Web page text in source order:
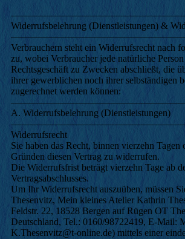
Widerrufsbelehrung (Dienstleistungen) &
Verbrauchern steht ein Widerrufsrecht nach
zu, wobei Verbraucher jede natürliche
Rechtsgeschäft zu Zwecken abschließt, die
ihrer gewerblichen noch ihrer selbständigen
zugerechnet werden können:
A. Widerrufsbelehrung (Dienstleistungen)
Widerrufsrecht
Sie haben das Recht, binnen vierzehn Tagen
Gründen diesen Vertrag zu widerrufen.
Die Widerrufsfrist beträgt vierzehn Tage ab
Vertragsabschlusses.
Um Ihr Widerrufsrecht auszuüben, müssen
Thesenvitz, Mein kleines Atelier Kathrin
Feldstr. 22, 18528 Bergen auf Rügen OT
Deutschland, Tel.: 0160/98722419, E-Mail:
K.Thesenvitz@t-online.de) mittels einer